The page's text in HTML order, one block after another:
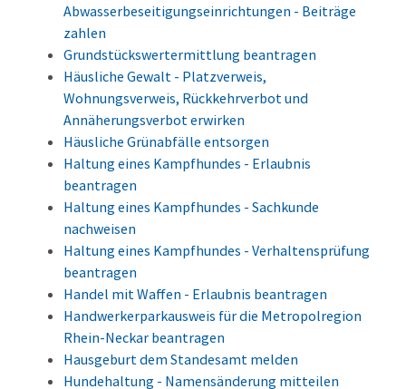
Abwasserbeseitigungseinrichtungen - Beiträge
zahlen
Grundstückswertermittlung beantragen
Häusliche Gewalt - Platzverweis,
Wohnungsverweis, Rückkehrverbot und
Annäherungsverbot erwirken
Häusliche Grünabfälle entsorgen
Haltung eines Kampfhundes - Erlaubnis
beantragen
Haltung eines Kampfhundes - Sachkunde
nachweisen
Haltung eines Kampfhundes - Verhaltensprüfung
beantragen
Handel mit Waffen - Erlaubnis beantragen
Handwerkerparkausweis für die Metropolregion
Rhein-Neckar beantragen
Hausgeburt dem Standesamt melden
Hundehaltung - Namensänderung mitteilen